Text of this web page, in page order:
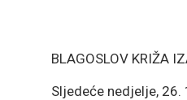
BLAGOSLOV KRIŽA
Sljedeće nedjelje, 26.